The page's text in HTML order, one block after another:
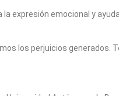
expresión emocional y
los perjuicios generados.